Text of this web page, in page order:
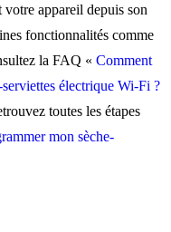
appareil depuis son
fonctionnalités comme
la FAQ « Comment
électrique Wi-Fi ?
toutes les étapes
mon sèche-